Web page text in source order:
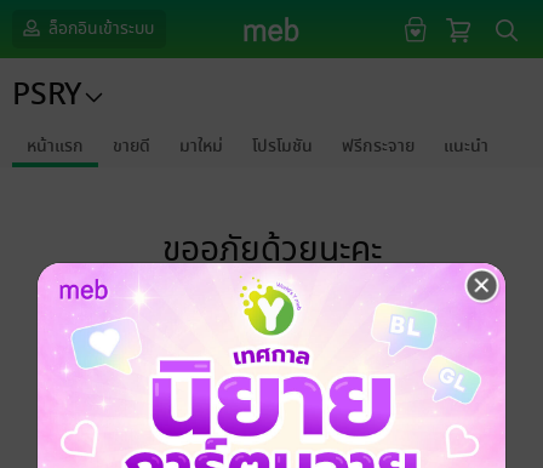
ล็อกอินเข้าระบบ
PSRY
หน้าแรก ขายดี มาใหม่ โปรโมชัน ฟรีกระจาย แนะนำ
ขออภัยด้วยนะคะ
ไม่พบข้อมูลในหัวข้อที่คุณกำลังชมค่ะ